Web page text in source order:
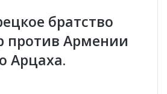
а
й
е
братство
против Армении
Арцаха.